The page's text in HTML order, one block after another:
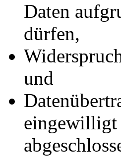
Daten
dürfen,
und
eingewilligt